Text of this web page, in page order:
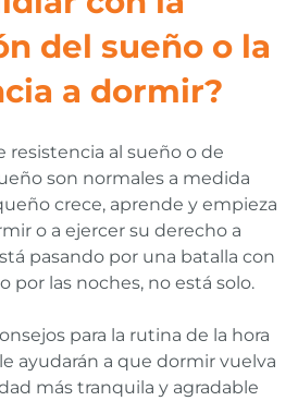
del sueño o la
a dormir?
resistencia al sueño o de
son normales a medida
crece, aprende y empieza
o a ejercer su derecho a
pasando por una batalla con
por las noches, no está solo.
para la rutina de la hora
ayudarán a que dormir vuelva
más tranquila y agradable